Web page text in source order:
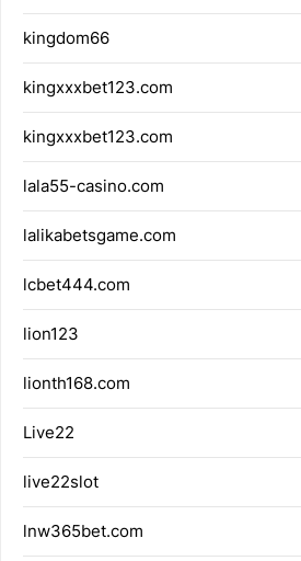
kingdom66
kingxxxbet123.com
kingxxxbet123.com
lala55-casino.com
lalikabetsgame.com
lcbet444.com
lion123
lionth168.com
Live22
live22slot
lnw365bet.com